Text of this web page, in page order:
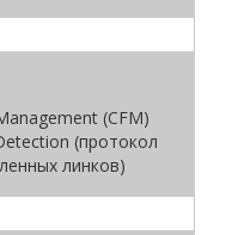
(CFM)
(протокол
линков)